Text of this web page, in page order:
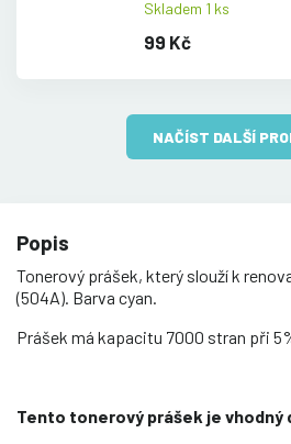
Skladem 1 ks
99 Kč
NAČÍST DALŠÍ
Popis
Tonerový prášek, který slouží k
(504A). Barva cyan.
Prášek má kapacitu 7000 stran při
Tento tonerový prášek je